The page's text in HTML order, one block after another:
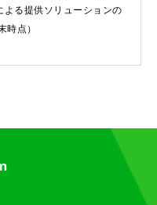
る提供ソリューションの
点）